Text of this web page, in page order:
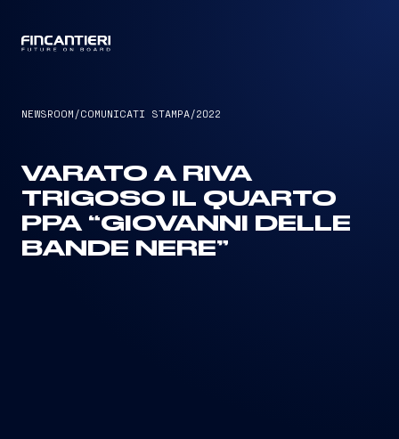
NEWSROOM /COMUNICATI STAMPA/2022
VARATO A RIVA
TRIGOSO IL QUARTO
PPA “GIOVANNI DELLE
BANDE NERE”